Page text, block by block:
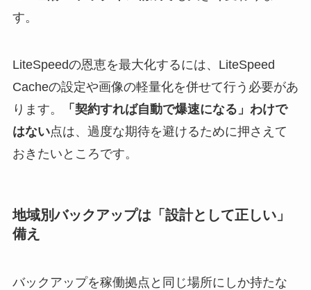
す。
LiteSpeedの恩恵を最大化するには、LiteSpeed
Cacheの設定や画像の軽量化を併せて行う必要があ
ります。
「契約すれば自動で爆速になる」わけで
はない点は、過度な期待を避けるために押さえて
おきたいところです。
地域別バックアップは「設計として正しい」
備え
バックアップを稼働拠点と同じ場所にしか持たな